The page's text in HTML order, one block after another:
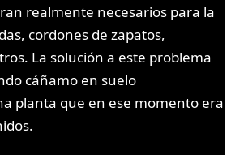
realmente necesarios para la
cordones de zapatos,
La solución a este problema
cáñamo en suelo
planta que en ese momento era